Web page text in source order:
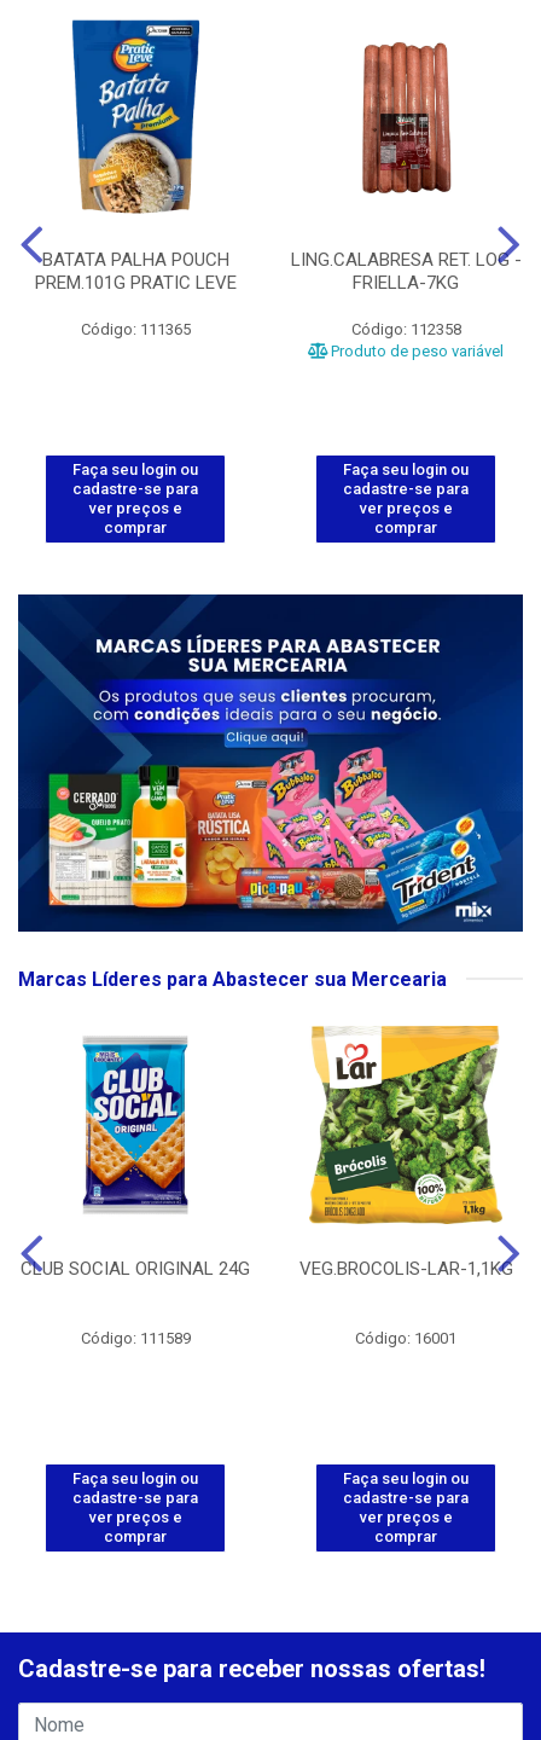
BATATA PALHA POUCH
PREM.101G PRATIC LEVE
Código: 111365
Faça seu login ou
cadastre-se para
ver preços e
comprar
LING.CALABRESA RET. LOG -
FRIELLA-7KG
Código: 112358
Produto de peso variável
Faça seu login ou
cadastre-se para
ver preços e
comprar
Marcas Líderes para Abastecer sua Mercearia
CLUB SOCIAL ORIGINAL 24G
Código: 111589
Faça seu login ou
cadastre-se para
ver preços e
comprar
VEG.BROCOLIS-LAR-1,1KG
Código: 16001
Faça seu login ou
cadastre-se para
ver preços e
comprar
Cadastre-se para receber nossas ofertas!